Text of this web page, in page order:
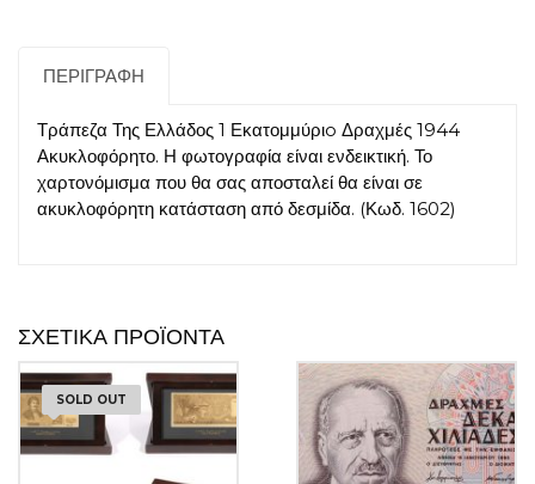
ΠΕΡΙΓΡΑΦΉ
Τράπεζα Της Ελλάδος 1 Εκατομμύριo Δραχμές 1944
Ακυκλοφόρητο. Η φωτογραφία είναι ενδεικτική. Το
χαρτονόμισμα που θα σας αποσταλεί θα είναι σε
ακυκλοφόρητη κατάσταση από δεσμίδα. (Κωδ. 1602)
ΣΧΕΤΙΚΆ ΠΡΟΪΌΝΤΑ
SOLD OUT